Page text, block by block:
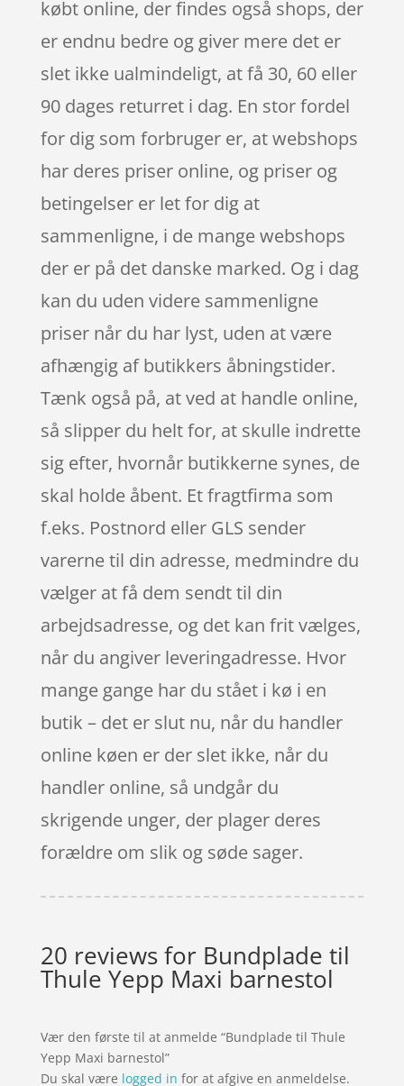
købt online, der findes også shops, der
er endnu bedre og giver mere det er
slet ikke ualmindeligt, at få 30, 60 eller
90 dages returret i dag. En stor fordel
for dig som forbruger er, at webshops
har deres priser online, og priser og
betingelser er let for dig at
sammenligne, i de mange webshops
der er på det danske marked. Og i dag
kan du uden videre sammenligne
priser når du har lyst, uden at være
afhængig af butikkers åbningstider.
Tænk også på, at ved at handle online,
så slipper du helt for, at skulle indrette
sig efter, hvornår butikkerne synes, de
skal holde åbent. Et fragtfirma som
f.eks. Postnord eller GLS sender
varerne til din adresse, medmindre du
vælger at få dem sendt til din
arbejdsadresse, og det kan frit vælges,
når du angiver leveringadresse. Hvor
mange gange har du stået i kø i en
butik – det er slut nu, når du handler
online køen er der slet ikke, når du
handler online, så undgår du
skrigende unger, der plager deres
forældre om slik og søde sager.
20 reviews for Bundplade til
Thule Yepp Maxi barnestol
Vær den første til at anmelde “Bundplade til Thule
Yepp Maxi barnestol”
Du skal være logged in for at afgive en anmeldelse.